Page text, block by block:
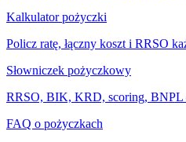
Kalkulator pożyczki
Policz ratę, łączny koszt i RRSO
Słowniczek pożyczkowy
RRSO, BIK, KRD, scoring, BNPL
FAQ o pożyczkach